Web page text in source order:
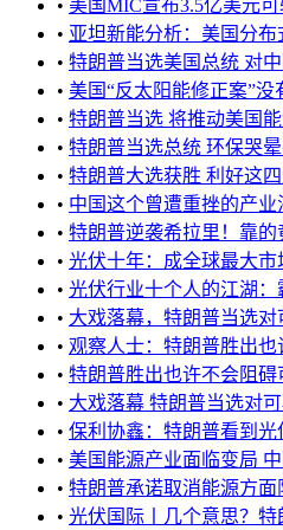
• 美国MIC宣布3.5亿美元
• 亚坦新能分析：美国分
• 特朗普当选美国总统 对
• 美国“反太阳能修正案”没
• 特朗普当选 将推动美国能
• 特朗普当选总统 环保哭
• 特朗普大选获胜 利好这
• 中国这个曾遭重挫的产
• 特朗普逆袭希拉里！靠的
• 光伏十年：成全球最大
• 光伏行业十个人的江湖：
• 大戏落幕，特朗普当选对
• 观察人士：特朗普胜出
• 特朗普胜出也许不会阻
• 大戏落幕 特朗普当选对
• 保利协鑫：特朗普看到
• 美国能源产业面临变局
• 特朗普承诺取消能源方
• 光伏国际丨几个意思？